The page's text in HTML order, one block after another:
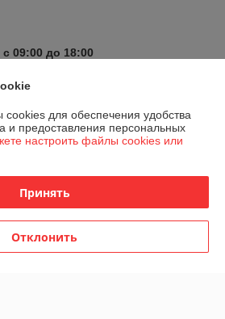
09:00 до 18:00
время
25.07.2026
через корзину
для обеспечения удобства
и предоставления персональных
настроить файлы cookies или
Принять
Отклонить